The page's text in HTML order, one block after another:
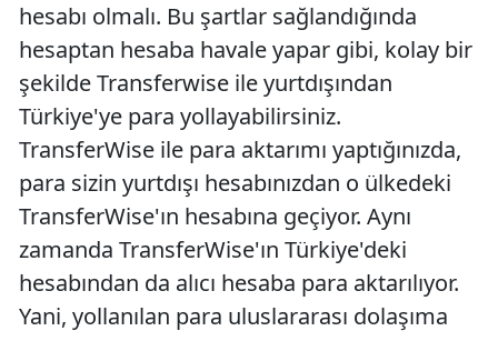
hesabı olmalı. Bu şartlar sağlandığında
hesaptan hesaba havale yapar gibi, kolay bir
şekilde Transferwise ile yurtdışından
Türkiye'ye para yollayabilirsiniz.
TransferWise ile para aktarımı yaptığınızda,
para sizin yurtdışı hesabınızdan o ülkedeki
TransferWise'ın hesabına geçiyor. Aynı
zamanda TransferWise'ın Türkiye'deki
hesabından da alıcı hesaba para aktarılıyor.
Yani, yollanılan para uluslararası dolaşıma